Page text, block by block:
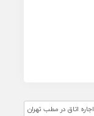
اجاره اتاق در مطب تهران